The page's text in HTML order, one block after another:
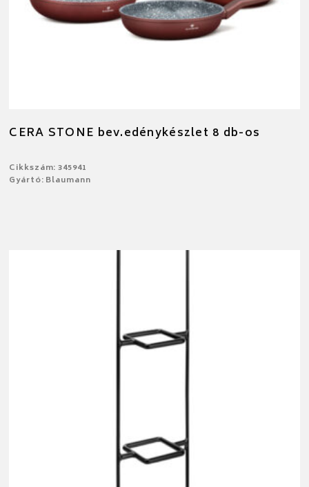
CERA STONE bev.edénykészlet 8 db-os
Cikkszám: 345941
Gyártó: Blaumann